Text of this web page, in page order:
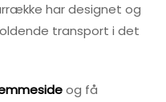
har designet og
transport i det
og få